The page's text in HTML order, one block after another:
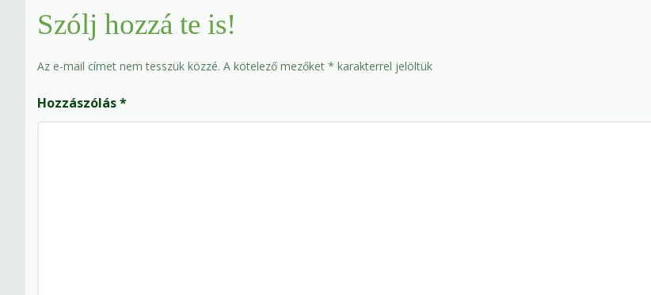
Szólj hozzá te is!
Az e-mail címet nem tesszük közzé. A kötelező mezőket * karakterrel jelöltük
Hozzászólás*